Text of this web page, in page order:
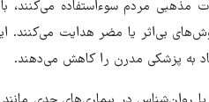
مذهبی مردم سوءاستفاده می‌کنند،
بی‌اثر یا مضر هدایت می‌کنند.
به پزشکی مدرن را کاهش می‌دهند.